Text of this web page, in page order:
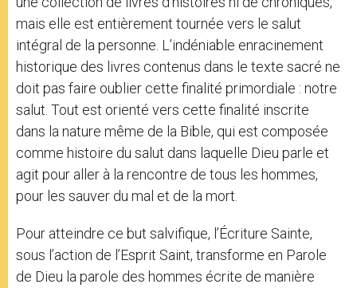
mais elle est entièrement tournée vers le salut
intégral de la personne. L’indéniable enracinement
historique des livres contenus dans le texte sacré ne
doit pas faire oublier cette finalité primordiale : notre
salut. Tout est orienté vers cette finalité inscrite
dans la nature même de la Bible, qui est composée
comme histoire du salut dans laquelle Dieu parle et
agit pour aller à la rencontre de tous les hommes,
pour les sauver du mal et de la mort.
Pour atteindre ce but salvifique, l’Écriture Sainte,
sous l’action de l’Esprit Saint, transforme en Parole
de Dieu la parole des hommes écrite de manière